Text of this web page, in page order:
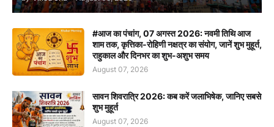
#आज का पंचांग, 07 अगस्त 2026: नवमी तिथि आज
शाम तक, कृत्तिका-रोहिणी नक्षत्र का संयोग, जानें शुभ मुहूर्त,
राहुकाल और दिनभर का शुभ-अशुभ समय
August 07, 2026
सावन शिवरात्रि 2026: कब करें जलाभिषेक, जानिए सबसे
शुभ मुहूर्त
August 07, 2026